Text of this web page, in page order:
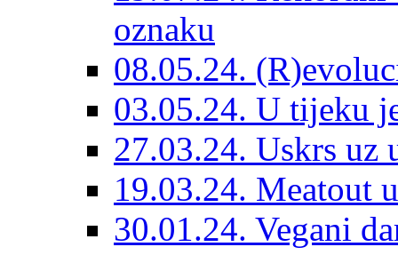
oznaku
08.05.24.
03.05.24. U tijeku
27.03.24. Uskrs uz
19.03.24. Meatout
30.01.24. Vegani